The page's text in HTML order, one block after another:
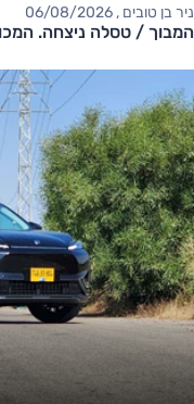
ניר בן טובים , 06/08/2026
המבוך / טסלה ניצחה.